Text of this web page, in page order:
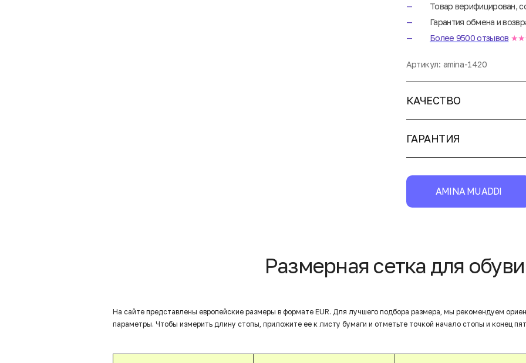
Товар верифицирован,
Гарантия обмена и
Более 9500 отзывов
Артикул: amina-1420
КАЧЕСТВО
ГАРАНТИЯ
AMINA MUADDI
Размерная сетка для обуви
На сайте представлены европейские размеры в формате EUR. Для лучшего подбора размера, мы рекомендуем
параметры. Чтобы измерить длину стопы, приложите ее к листу бумаги и отметьте точкой начало стопы и конец